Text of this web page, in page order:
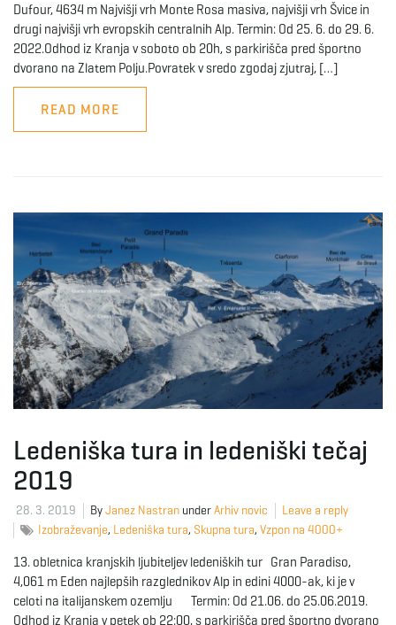
Dufour, 4634 m Najvišji vrh Monte Rosa masiva, najvišji vrh Švice in
drugi najvišji vrh evropskih centralnih Alp. Termin: Od 25. 6. do 29. 6.
2022.Odhod iz Kranja v soboto ob 20h, s parkirišča pred športno
dvorano na Zlatem Polju.Povratek v sredo zgodaj zjutraj, […]
READ MORE
Ledeniška tura in ledeniški tečaj
2019
28. 3. 2019 ByJanez Nastran underArhiv novic
Leave a reply
Izobraževanje, Ledeniška tura, Skupna tura, Vzpon na 4000+
13. obletnica kranjskih ljubiteljev ledeniških tur Gran Paradiso,
4,061 m Eden najlepših razglednikov Alp in edini 4000-ak, ki je v
celoti na italijanskem ozemlju Termin: Od 21.06. do 25.06.2019.
Odhod iz Kranja v petek ob 22:00, s parkirišča pred športno dvorano